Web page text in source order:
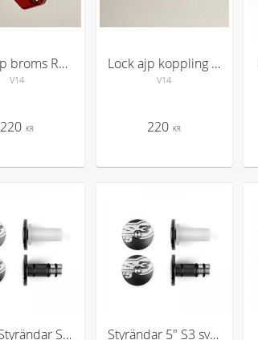
Lock ajp broms Röd
V14
220 KR
Lock ajp koppling röd
V14
220 KR
S3 "5" Styrändar Svart Styrändar 5" S3 svart Beta